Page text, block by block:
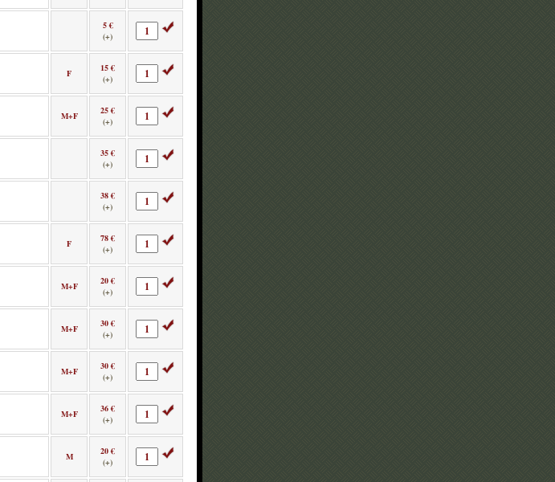
5 €
(+)
F
15 €
(+)
M+F
25 €
(+)
35 €
(+)
38 €
(+)
F
78 €
(+)
M+F
20 €
(+)
M+F
30 €
(+)
M+F
30 €
(+)
M+F
36 €
(+)
M
20 €
(+)